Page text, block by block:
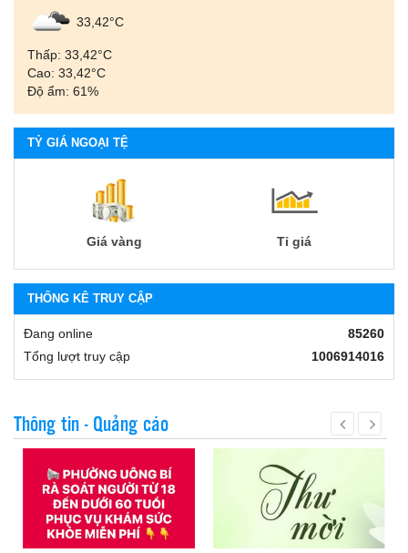
33,42°С
Thấp: 33,42°С
Cao: 33,42°С
Độ ẩm: 61%
TỶ GIÁ NGOẠI TỆ
Giá vàng Tỉ giá
THỐNG KÊ TRUY CẬP
Đang online
85260
Tổng lượt truy cập
1006914016
Thông tin - Quảng cáo